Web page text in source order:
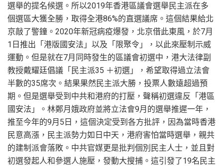
選舉的提名候選。所以2019年香港區議會選舉民主派在多
個選區大獲全勝，取得全港86%的直選議席。這個結果給北
京敲了警鐘。2020年新冠病疫爆發，北京借此東風，於7月
1日推出「港版國安法」以及「限聚令」，以此來壓制示威
運動。但是就在7月同時發生的區議會初選中，港大法律副
教授戴耀廷倡議「民主派35 ＋初選」，希望取得過立法會
半數的35席次。結果果然民主派大勝，投票人數遠超過預
期。但是選舉受到中共和港府的打壓，聲稱初選違反「港區
國安法」。林鄭月娥政府並將立法會9月的選舉推遲一年，
推至今年的9月5日，這個決定受到各方批評，因為當時香港
民意高漲，民主派勢力如日中天，港府害怕當時選舉，親共
的建制派會落敗。中共官媒更是批判個別民主人士，並且對
初選發起人和參選人施壓，發動大搜捕。這引發了19名民主